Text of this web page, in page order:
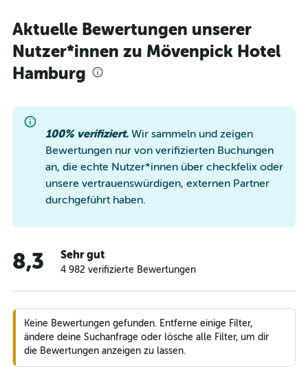
Aktuelle Bewertungen unserer
Nutzer*innen zu Mövenpick Hotel
Hamburg
100% verifiziert. Wir sammeln und zeigen
Bewertungen nur von verifizierten Buchungen
an, die echte Nutzer*innen über checkfelix oder
unsere vertrauenswürdigen, externen Partner
durchgeführt haben.
8,3 Sehr gut
4 982 verifizierte Bewertungen
Keine Bewertungen gefunden. Entferne einige Filter,
ändere deine Suchanfrage oder lösche alle Filter, um dir
die Bewertungen anzeigen zu lassen.